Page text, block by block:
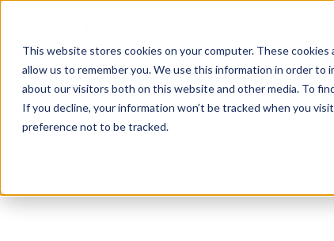
This website stores cookies on your computer. These
allow us to remember you. We use this information in order to
about our visitors both on this website and other media. To
If you decline, your information won’t be tracked when you
preference not to be tracked.
Carolina